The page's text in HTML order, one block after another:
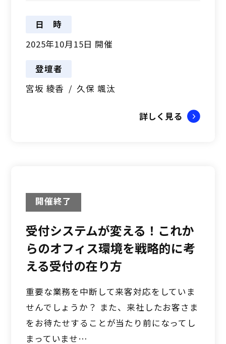
日時
2025年10月15日 開催
登壇者
宮坂 綾香
久保 颯汰
詳しく見る
開催終了
受付システムが変える！これか
らのオフィス環境を戦略的に考
える受付の在り方
重要な業務を中断して来客対応をしていま
せんでしょうか？ また、来社したお客さま
をお待たせすることが当たり前になってし
まっていませ…